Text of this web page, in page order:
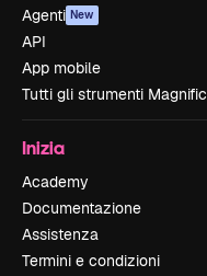
Agenti New
API
App mobile
Tutti gli strumenti Magnific
Inizia
Academy
Documentazione
Assistenza
Termini e condizioni